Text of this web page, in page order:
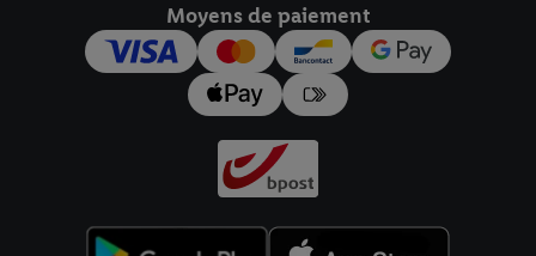
Moyens de paiement
pour l’avenir dans notredéclaration relative à la protection des
données
Vous trouverez les impressions ici.